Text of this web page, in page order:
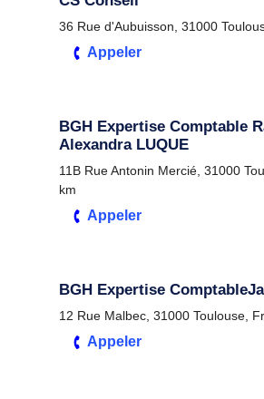
36 Rue d'Aubuisson, 31000
Appeler
BGH Expertise Comptable
Alexandra LUQUE
11B Rue Antonin Mercié, 31000
km
Appeler
BGH Expertise
12 Rue Malbec, 31000 Toulouse,
Appeler